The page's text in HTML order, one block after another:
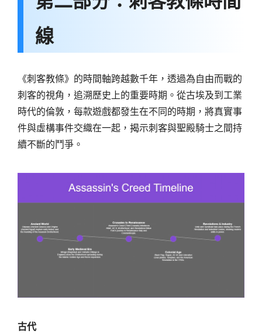
線
《刺客教條》的時間軸跨越數千年，透過為自由而戰的
刺客的視角，追溯歷史上的重要時期。從古埃及到工業
時代的倫敦，每款遊戲都發生在不同的時期，將真實事
件與虛構事件交織在一起，揭示刺客與聖殿騎士之間持
續不斷的鬥爭。
古代